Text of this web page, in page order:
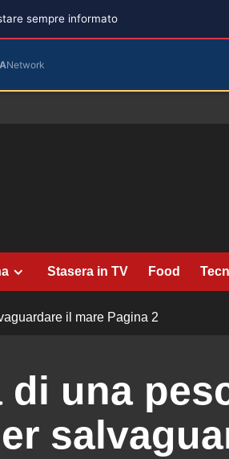
Stasera in TV Food
il mare Pagina 2
di una
sempre informato
Network